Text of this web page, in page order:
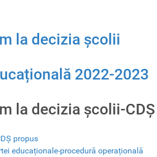
la decizia școlii
2022-2023
la decizia școlii-CDȘ
propus
educaționale-procedură operațională